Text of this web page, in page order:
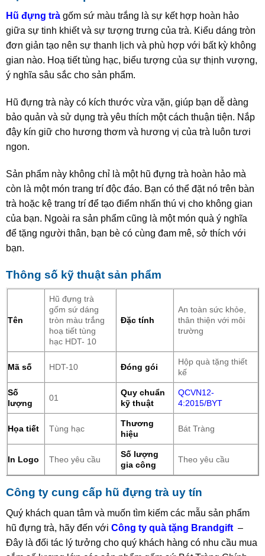
Hũ đựng tràgốm sứ màu trắng là sự kết hợp hoàn hảo
giữa sự tinh khiết và sự tượng trưng của trà. Kiểu dáng tròn
đơn giản tạo nên sự thanh lịch và phù hợp với bất kỳ không
gian nào. Hoạ tiết tùng hạc, biểu tượng của sự thịnh vượng,
ý nghĩa sâu sắc cho sản phẩm.
Hũ đựng trà này có kích thước vừa vặn, giúp bạn dễ dàng
bảo quản và sử dụng trà yêu thích một cách thuận tiện. Nắp
đậy kín giữ cho hương thơm và hương vị của trà luôn tươi
ngon.
Sản phẩm này không chỉ là một hũ đựng trà hoàn hảo mà
còn là một món trang trí độc đáo. Bạn có thể đặt nó trên bàn
trà hoặc kệ trang trí để tạo điểm nhấn thú vị cho không gian
của bạn. Ngoài ra sản phẩm cũng là một món quà ý nghĩa
để tặng người thân, bạn bè có cùng đam mê, sở thích với
bạn.
Thông số kỹ thuật sản phẩm
Tên
Hũ đựng trà
gốm sứ dáng
tròn màu trắng
hoạ tiết tùng
hạc HDT- 10
Đặc tính
An toàn sức khỏe,
thân thiện với môi
trường
Mã số HDT-10 Đóng gói
Hộp quà tặng thiết
kế
Số
lượng
01
Quy chuẩn
kỹ thuật
QCVN12-
4:2015/BYT
Họa tiết Tùng hạc
Thương
hiệu
Bát Tràng
In Logo Theo yêu cầu
Số lượng
gia công
Theo yêu cầu
Công ty cung cấp hũ đựng trà uy tín
Quý khách quan tâm và muốn tìm kiếm các mẫu sản phẩm
hũ đựng trà, hãy đến với Công ty quà tặng Brandgift–
Đây là đối tác lý tưởng cho quý khách hàng có nhu cầu mua